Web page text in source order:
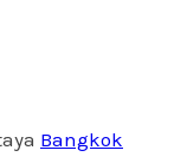
Bangkok